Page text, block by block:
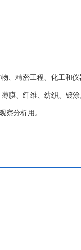
、精密工程、化工和
膜、纤维、纺织、镀
察分析用。